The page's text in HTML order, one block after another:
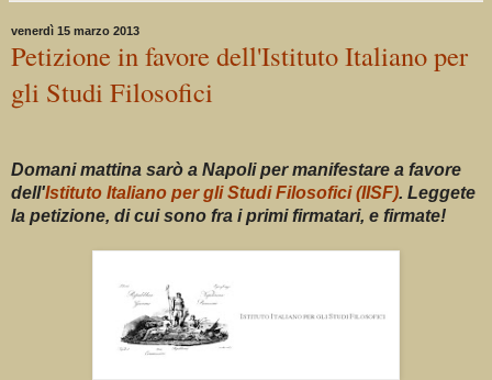
venerdì 15 marzo 2013
Petizione in favore dell'Istituto Italiano per
gli Studi Filosofici
Domani mattina sarò a Napoli per manifestare a favore
dell'Istituto Italiano per gli Studi Filosofici (IISF). Leggete
la petizione, di cui sono fra i primi firmatari, e firmate!